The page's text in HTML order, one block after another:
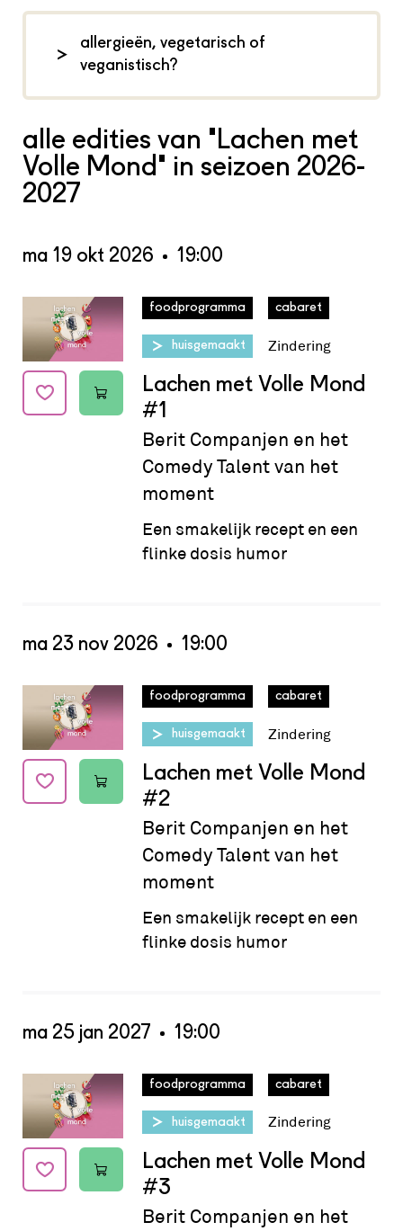
allergieën, vegetarisch of
veganistisch?
serveren we een vast menu. Er is
altijd een veganistische optie
beschikbaar.
graag vooraf contact op door een mail
te sturen naar
Floris Blom
alle edities van 'Lachen met
Volle Mond' in seizoen 2026-
2027
Lachen met Volle Mond
#1
Berit Companjen en het
Comedy Talent van het
moment
Een smakelijk recept en een
flinke dosis humor
Datum:ma 19 okt 2026 - 19:00
foodprogramma cabaret
huisgemaakt Zindering
ma 19 okt 2026 19:00
Lachen met Volle Mond
#2
Berit Companjen en het
Comedy Talent van het
moment
Een smakelijk recept en een
flinke dosis humor
Datum:ma 23 nov 2026 - 19:00
foodprogramma cabaret
huisgemaakt Zindering
ma 23 nov 2026 19:00
Lachen met Volle Mond
#3
Berit Companjen en het
Datum:ma 25 jan 2027 - 19:00
foodprogramma cabaret
huisgemaakt Zindering
ma 25 jan 2027 19:00